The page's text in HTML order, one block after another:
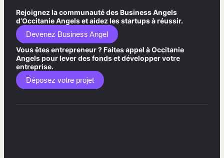
Rejoignez la communauté des Business Angels
d’Occitanie Angels et aidez les startups à réussir.
Devenez Business Angel
Vous êtes entrepreneur ? Faites appel à Occitanie
Angels pour lever des fonds et développer votre
entreprise.
Déposez votre projet